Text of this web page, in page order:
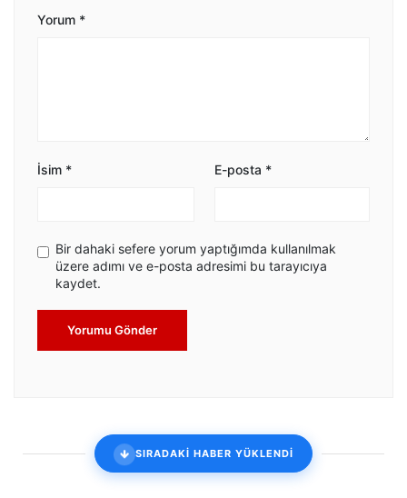
Yorum *
İsim * E-posta *
Bir dahaki sefere yorum yaptığımda kullanılmak
üzere adımı ve e-posta adresimi bu tarayıcıya
kaydet.
Yorumu Gönder
SIRADAKİ HABER YÜKLENDİ